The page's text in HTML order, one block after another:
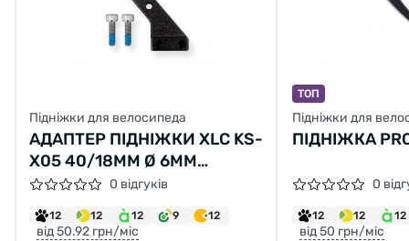
Підніжки для велосипеда
АДАПТЕР ПIДНIЖКИ XLC KS-
X05 40/18ММ Ø 6ММ
HAIBIKE SDURO XDURO
0 відгуків
12 12 12 9 12
від 50.92 грн/міс
ТОП
Підніжки для
ПІДНІЖКА
0
12 12 12
від 50 грн/міс